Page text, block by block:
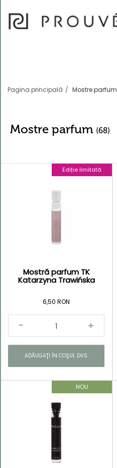
Pagina principală Mostre parfum
Mostre parfum (68)
Ediție limitată
Mostră parfum TK
Katarzyna Trawińska
6,50 RON
ADĂUGAŢI ÎN COŞUL DVS.
NOU
Filtre
descrescător
Kategorie
parfum